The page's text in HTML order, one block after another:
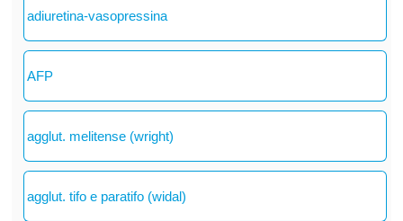
adiuretina-vasopressina
AFP
agglut. melitense (wright)
agglut. tifo e paratifo (widal)